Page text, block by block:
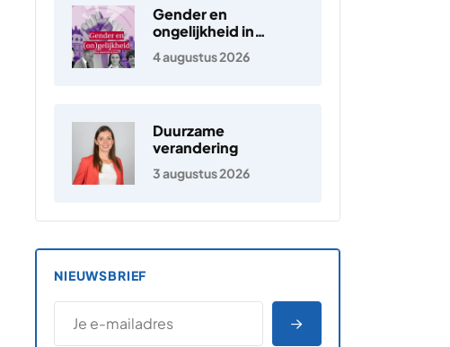
Gender en
ongelijkheid in
Nederland
4 augustus 2026
Duurzame
verandering
3 augustus 2026
NIEUWSBRIEF
E-MAILADRES
*
AANMELDEN